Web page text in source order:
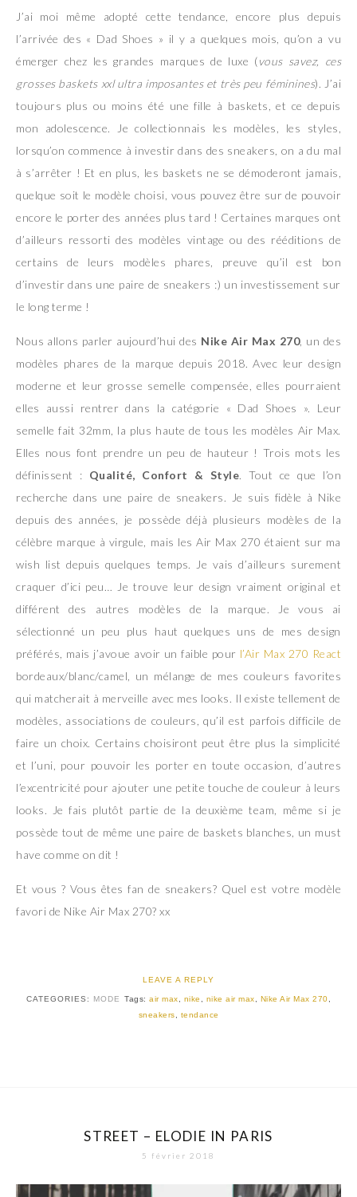
J’ai moi même adopté cette tendance, encore plus depuis
l’arrivée des « Dad Shoes » il y a quelques mois, qu’on a vu
émerger chez les grandes marques de luxe (vous savez, ces
grosses baskets xxl ultra imposantes et très peu féminines). J’ai
toujours plus ou moins été une fille à baskets, et ce depuis
mon adolescence. Je collectionnais les modèles, les styles,
lorsqu’on commence à investir dans des sneakers, on a du mal
à s’arrêter ! Et en plus, les baskets ne se démoderont jamais,
quelque soit le modèle choisi, vous pouvez être sur de pouvoir
encore le porter des années plus tard ! Certaines marques ont
d’ailleurs ressorti des modèles vintage ou des rééditions de
certains de leurs modèles phares, preuve qu’il est bon
d’investir dans une paire de sneakers :) un investissement sur
le long terme !
Nous allons parler aujourd’hui des Nike Air Max 270, un des
modèles phares de la marque depuis 2018. Avec leur design
moderne et leur grosse semelle compensée, elles pourraient
elles aussi rentrer dans la catégorie « Dad Shoes ». Leur
semelle fait 32mm, la plus haute de tous les modèles Air Max.
Elles nous font prendre un peu de hauteur ! Trois mots les
définissent : Qualité, Confort & Style. Tout ce que l’on
recherche dans une paire de sneakers. Je suis fidèle à Nike
depuis des années, je possède déjà plusieurs modèles de la
célèbre marque à virgule, mais les Air Max 270 étaient sur ma
wish list depuis quelques temps. Je vais d’ailleurs surement
craquer d’ici peu… Je trouve leur design vraiment original et
différent des autres modèles de la marque. Je vous ai
sélectionné un peu plus haut quelques uns de mes design
préférés, mais j’avoue avoir un faible pour l’Air Max 270 React
bordeaux/blanc/camel, un mélange de mes couleurs favorites
qui matcherait à merveille avec mes looks. Il existe tellement de
modèles, associations de couleurs, qu’il est parfois difficile de
faire un choix. Certains choisiront peut être plus la simplicité
et l’uni, pour pouvoir les porter en toute occasion, d’autres
l’excentricité pour ajouter une petite touche de couleur à leurs
looks. Je fais plutôt partie de la deuxième team, même si je
possède tout de même une paire de baskets blanches, un must
have comme on dit !
Et vous ? Vous êtes fan de sneakers? Quel est votre modèle
favori de Nike Air Max 270? xx
LEAVE A REPLY
CATEGORIES: MODE Tags: air max nike nike air max Nike Air Max 270
sneakers
tendance
STREET – ELODIE IN PARIS
5 février 2018